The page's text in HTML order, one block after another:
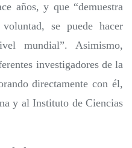
años, y que “demuestra
se puede hacer
mundial”. Asimismo,
investigadores de la
directamente con él,
y al Instituto de Ciencias